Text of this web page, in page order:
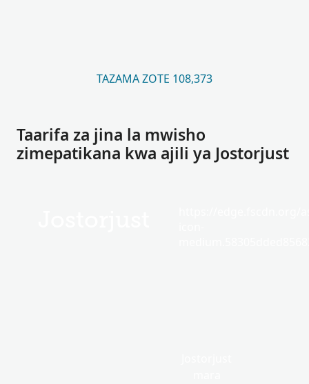
TAZAMA ZOTE 108,373
Taarifa za jina la mwisho
zimepatikana kwa ajili ya Jostorjust